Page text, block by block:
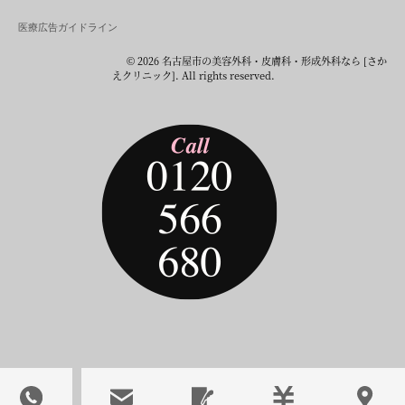
医療広告ガイドライン
© 2026 名古屋市の美容外科・皮膚科・形成外科なら [さか
えクリニック]. All rights reserved.